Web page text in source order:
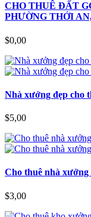
CHO THUÊ ĐẤT
PHƯỜNG THỚI
$0,00
Nhà xưởng đẹp cho
$5,00
Cho thuê nhà
$3,00